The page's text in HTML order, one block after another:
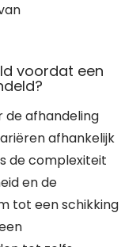
voordat een
de afhandeling
afhankelijk
de complexiteit
en de
tot een schikking